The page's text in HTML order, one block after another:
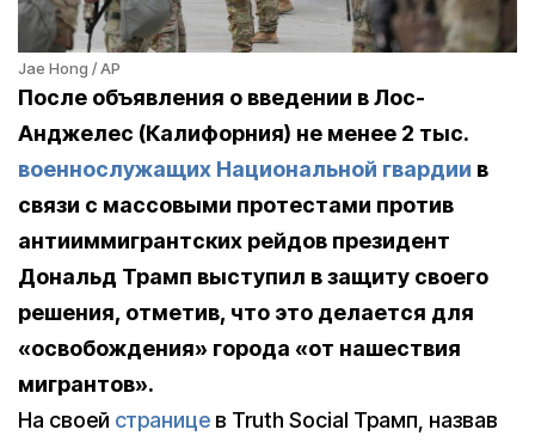
Jae Hong / AP
После объявления о введении в Лос-
Анджелес (Калифорния) не менее 2 тыс.
военнослужащих Национальной гвардии в
связи с массовыми протестами против
антииммигрантских рейдов президент
Дональд Трамп выступил в защиту своего
решения, отметив, что это делается для
«освобождения» города «от нашествия
мигрантов».
На своей странице в Truth Social Трамп, назвав